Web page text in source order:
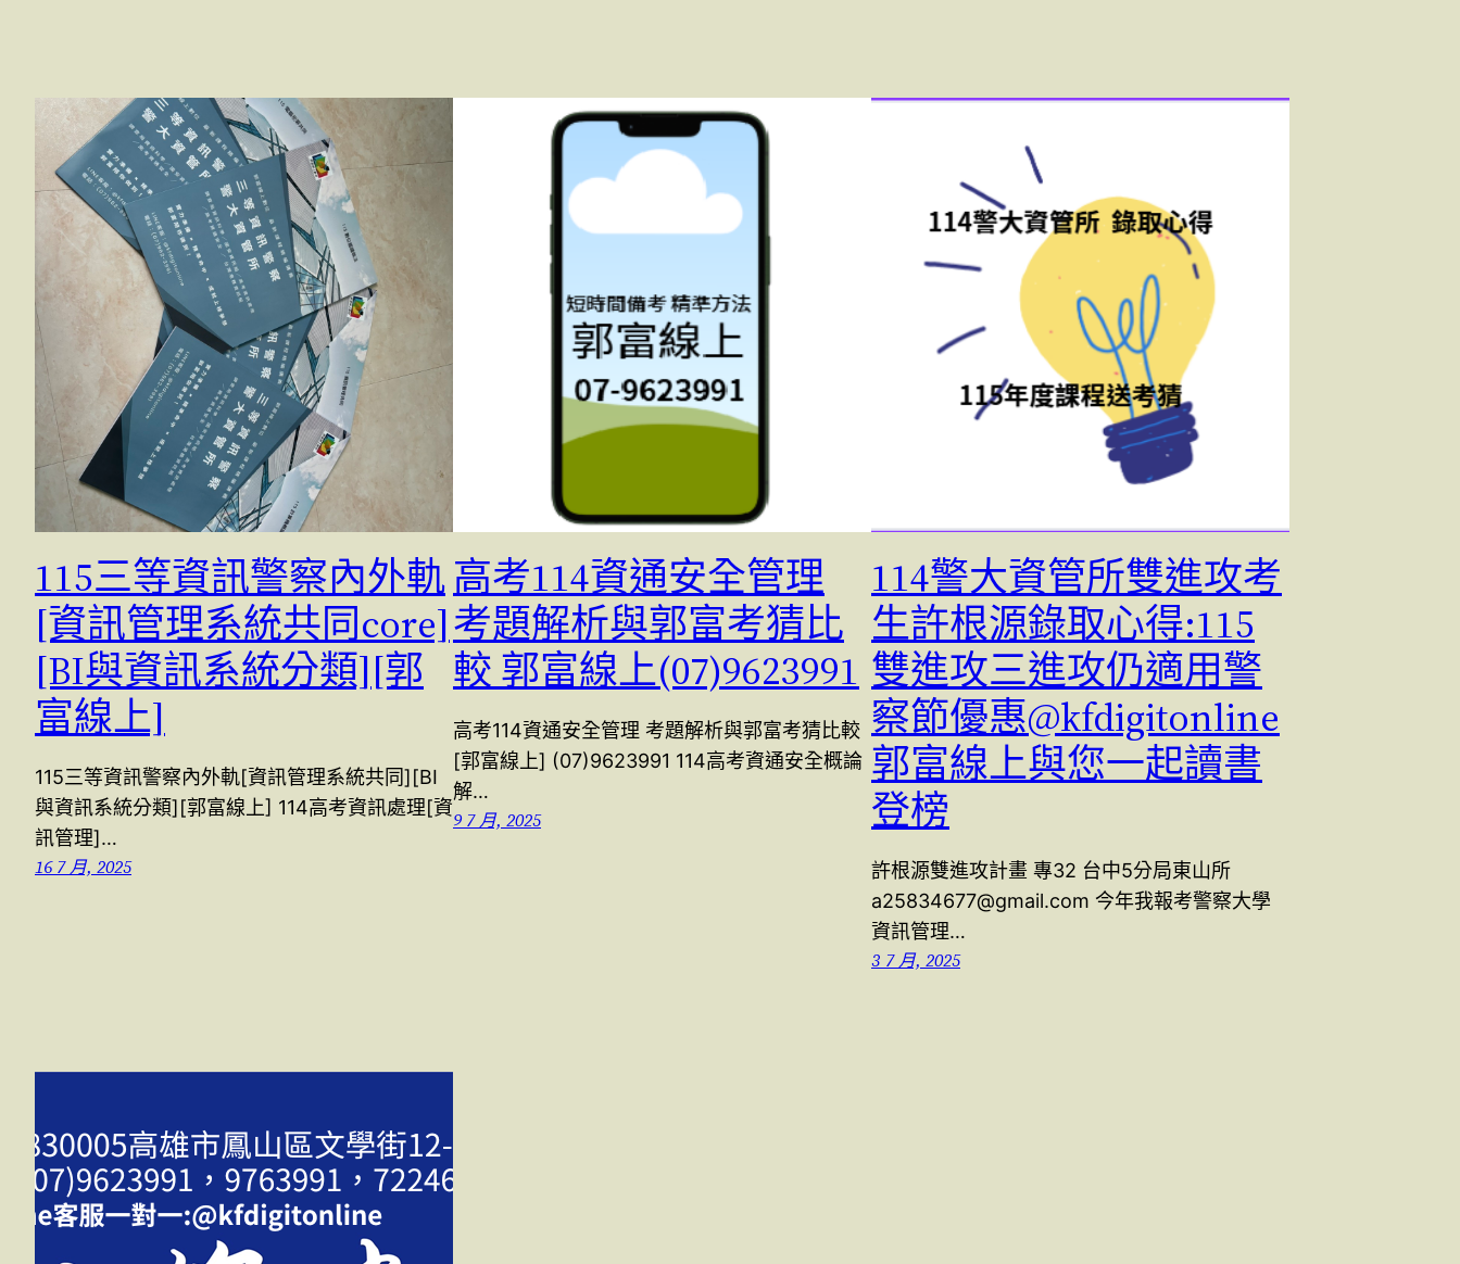
115三等資訊警察內外軌
[資訊管理系統共同core]
[BI與資訊系統分類][郭
富線上]
115三等資訊警察內外軌[資訊管理系統共同][BI
與資訊系統分類][郭富線上] 114高考資訊處理[資
訊管理]…
16 7 月, 2025
高考114資通安全管理
考題解析與郭富考猜比
較 郭富線上(07)9623991
高考114資通安全管理 考題解析與郭富考猜比較
[郭富線上] (07)9623991 114高考資通安全概論
解…
9 7 月, 2025
114警大資管所雙進攻考
生許根源錄取心得:115
雙進攻三進攻仍適用警
察節優惠@kfdigitonline
郭富線上與您一起讀書
登榜
許根源雙進攻計畫 專32 台中5分局東山所
a25834677@gmail.com 今年我報考警察大學
資訊管理…
3 7 月, 2025